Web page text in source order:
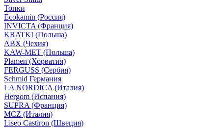
Топки
Ecokamin (Россия)
INVICTA (Франция)
KRATKI (Польша)
ABX (Чехия)
KAW-MET (Польша)
Plamen (Хорватия)
FERGUSS (Сербия)
Schmid Германия
LA NORDICA (Италия)
Hergom (Испания)
SUPRA (Франция)
MCZ (Италия)
Liseo Castiron (Швеция)